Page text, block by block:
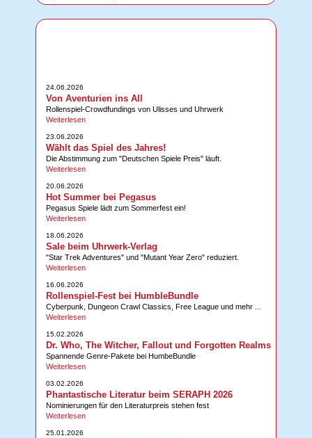
24.06.2026
Von Aventurien ins All
Rollenspiel-Crowdfundings von Ulisses und Uhrwerk
Weiterlesen
23.06.2026
Wählt das Spiel des Jahres!
Die Abstimmung zum "Deutschen Spiele Preis" läuft.
Weiterlesen
20.06.2026
Hot Summer bei Pegasus
Pegasus Spiele lädt zum Sommerfest ein!
Weiterlesen
18.06.2026
Sale beim Uhrwerk-Verlag
"Star Trek Adventures" und "Mutant Year Zero" reduziert.
Weiterlesen
16.06.2026
Rollenspiel-Fest bei HumbleBundle
Cyberpunk, Dungeon Crawl Classics, Free League und mehr ...
Weiterlesen
15.02.2026
Dr. Who, The Witcher, Fallout und Forgotten Realms
Spannende Genre-Pakete bei HumbeBundle
Weiterlesen
03.02.2026
Phantastische Literatur beim SERAPH 2026
Nominierungen für den Literaturpreis stehen fest
Weiterlesen
25.01.2026